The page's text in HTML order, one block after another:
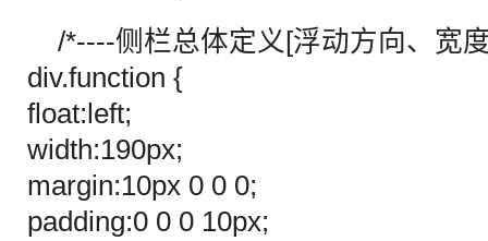
/*----侧栏总体定义[浮动方向、宽
div.function {
float:left;
width:190px;
margin:10px 0 0 0;
padding:0 0 0 10px;